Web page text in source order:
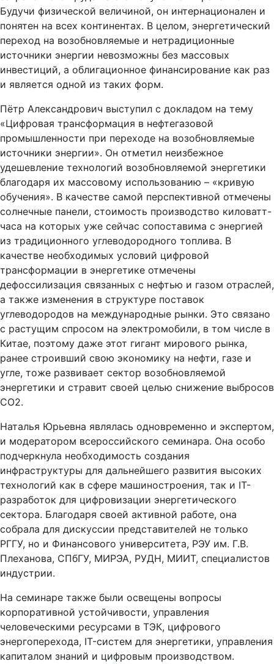
понятен на всех континентах. В целом, энергетический
переход на возобновляемые и нетрадиционные
источники энергии невозможны без массовых
инвестиций, а облигационное финансирование как раз
и является одной из таких форм.
Пётр Александрович выступил с докладом на тему
«Цифровая трансформация в нефтегазовой
промышленности при переходе на возобновляемые
источники энергии». Он отметил неизбежное
удешевление технологий возобновляемой энергетики
благодаря их массовому использованию – «кривую
обучения». В качестве самой перспективной отмечены
солнечные панели, стоимость производство киловатт-
часа на которых уже сейчас сопоставима с энергией
из традиционного углеводородного топлива. В
качестве необходимых условий цифровой
трансформации в энергетике отмечены
дефоссилизация связанных с нефтью и газом отраслей,
а также изменения в структуре поставок
углеводородов на международные рынки. Это связано
с растущим спросом на электромобили, в том числе в
Китае, поэтому даже этот гигант мирового рынка,
ранее строивший свою экономику на нефти, газе и
угле, тоже развивает сектор возобновляемой
энергетики и стравит своей целью снижение выбросов
CO2.
и модератором всероссийского семинара. Она особо
подчеркнула необходимость создания
инфраструктуры для дальнейшего развития высоких
технологий как в сфере машиностроения, так и IT-
разработок для цифровизации энергетического
сектора. Благодаря своей активной работе, она
собрала для дискуссии представителей не только
РГГУ, но и Финансового университета, РЭУ им. Г.В.
Плеханова, СПбГУ, МИРЭА, РУДН, МИИТ, специалистов
индустрии.
На семинаре также были освещены вопросы
корпоративной устойчивости, управления
человеческими ресурсами в ТЭК, цифрового
энергоперехода, IT-систем для энергетики, управления
капиталом знаний и цифровым производством.
Участники обменялись опытом и высказали передовые